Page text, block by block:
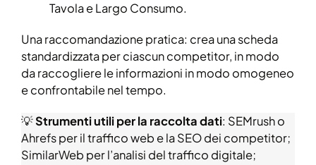
Tavola e Largo Consumo.
Una raccomandazione pratica: crea una scheda
standardizzata per ciascun competitor, in modo
da raccogliere le informazioni in modo omogeneo
e confrontabile nel tempo.
💡Strumenti utili per la raccolta dati: SEMrush o
Ahrefs per il traffico web e la SEO dei competitor;
SimilarWeb per l’analisi del traffico digitale;